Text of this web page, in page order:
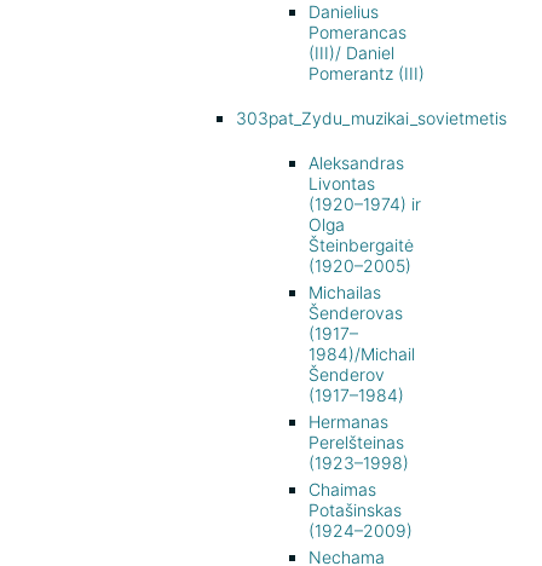
Danielius
Pomerancas
(III)/ Daniel
Pomerantz (III)
303pat_Zydu_muzikai_sovietmetis
Aleksandras
Livontas
(1920–1974) ir
Olga
Šteinbergaitė
(1920–2005)
Michailas
Šenderovas
(1917–
1984)/Michail
Šenderov
(1917–1984)
Hermanas
Perelšteinas
(1923–1998)
Chaimas
Potašinskas
(1924–2009)
Nechama